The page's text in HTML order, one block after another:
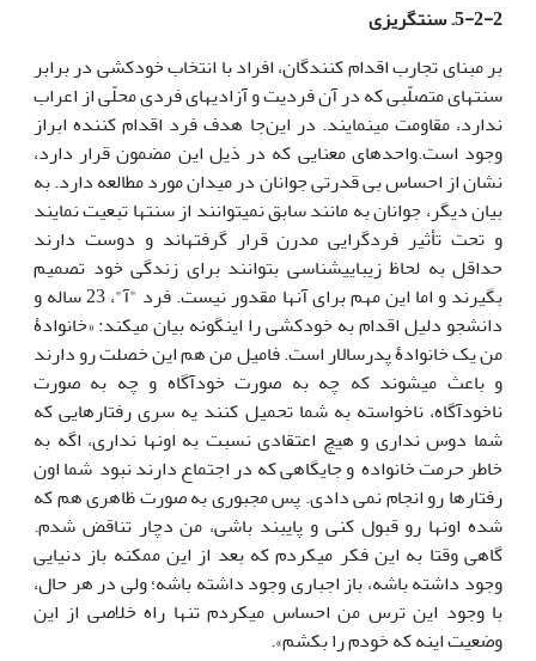
5-2-2. سنت­گریزی
بر مبنای تجارب اقدام کنندگان، افراد با انتخاب خودکشی در برابر
سنت­های متصلّبی که در آن فردیت و آزادی­های فردی محلّی از اعراب
ندارد، مقاومت می­نمایند. در این‌جا هدف فرد اقدام کننده ابراز
وجود است.واحدهای معنایی که در ذیل این مضمون قرار دارد،
نشان از احساس بی قدرتی جوانان در میدان مورد مطالعه دارد. به
بیان دیگر، جوانان به مانند سابق نمی­توانند از سنت­ها تبعیت نمایند
و تحت تأثیر فردگرایی مدرن قرار گرفته­اند و دوست دارند
حداقل به لحاظ زیبایی­شناسی بتوانند برای زندگی خود تصمیم
بگیرند و اما این مهم برای آن­ها مقدور نیست. فرد "آ"، 23 ساله و
دانشجو دلیل اقدام به خودکشی را این­گونه بیان می­کند: «خانوادۀ
من یک خانوادۀ پدرسالار است. فامیل من هم این خصلت رو دارند
و باعث می­شوند که چه به صورت خودآگاه و چه به صورت
ناخودآگاه، ناخواسته به شما تحمیل کنند یه سری رفتارهایی که
شما دوس نداری و هیچ اعتقادی نسبت به اونها نداری، اگه به
خاطر حرمت خانواده و جایگاهی که در اجتماع دارند نبود شما اون
رفتارها رو انجام نمی دادی. پس مجبوری به صورت ظاهری هم که
شده اون­ها رو قبول کنی و پایبند باشی، من دچار تناقض شدم.
گاهی وقتا به این فکر می­کردم که بعد از این ممکنه باز دنیایی
وجود داشته باشه، باز اجباری وجود داشته باشه؛ ولی در هر حال،
با وجود این ترس من احساس می­کردم تنها راه خلاصی از این
وضعیت اینه که خودم را بکشم».